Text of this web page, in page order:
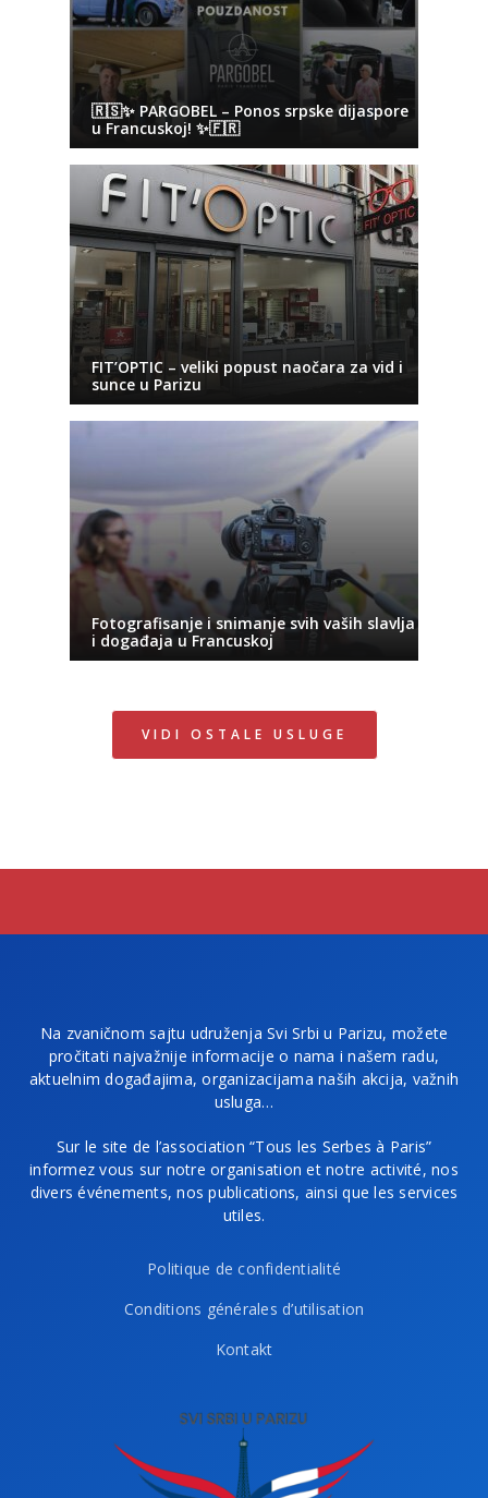
🇷🇸✨ PARGOBEL – Ponos srpske dijaspore
u Francuskoj! ✨🇫🇷
FIT’OPTIC – veliki popust naočara za vid i
sunce u Parizu
Fotografisanje i snimanje svih vaših slavlja
i događaja u Francuskoj
VIDI OSTALE USLUGE
Na zvaničnom sajtu udruženja Svi Srbi u Parizu, možete
pročitati najvažnije informacije o nama i našem radu,
aktuelnim događajima, organizacijama naših akcija, važnih
usluga…
Sur le site de l’association “Tous les Serbes à Paris”
informez vous sur notre organisation et notre activité, nos
divers événements, nos publications, ainsi que les services
utiles.
Politique de confidentialité
Conditions générales d’utilisation
Kontakt